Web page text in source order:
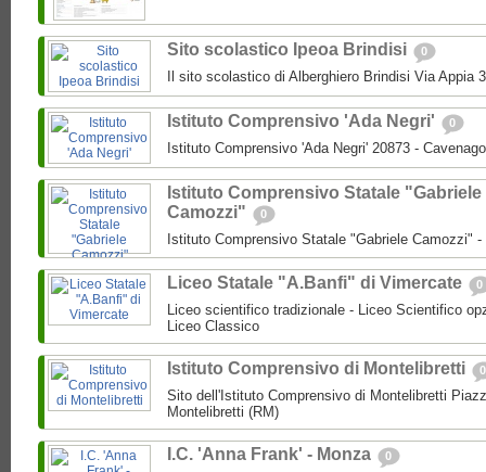
Sito scolastico Ipeoa Brindisi 0
Il sito scolastico di Alberghiero Brindisi Via Appia
Istituto Comprensivo 'Ada Negri' 0
Istituto Comprensivo 'Ada Negri' 20873 -
Istituto Comprensivo Statale "Gabriele
Camozzi"
0
Istituto Comprensivo Statale "Gabriele Camozzi"
Liceo Statale "A.Banfi" di Vimercate 0
Liceo scientifico tradizionale - Liceo Scientifico
Liceo Classico
Istituto Comprensivo di Montelibretti 0
Sito dell'Istituto Comprensivo di Montelibretti
Montelibretti (RM)
I.C. 'Anna Frank' - Monza 0